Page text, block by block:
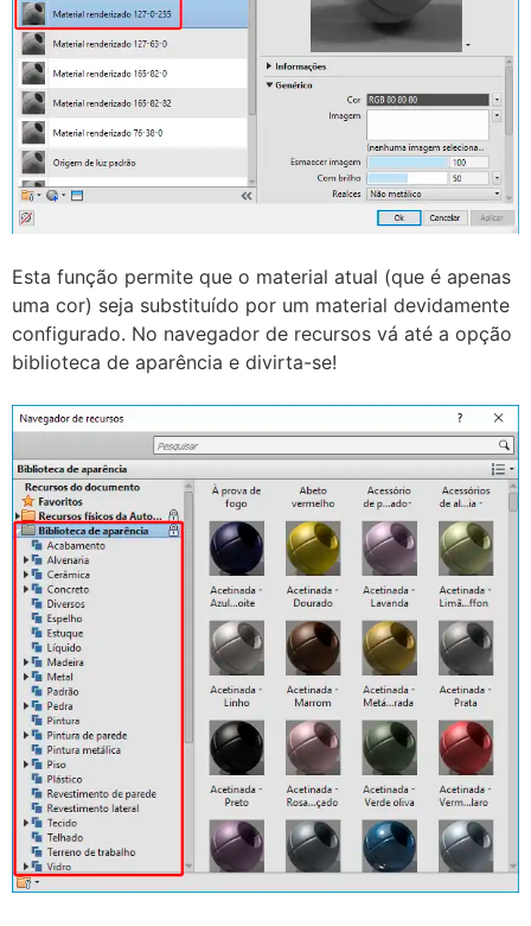
Esta função permite que o material atual (que é apenas
uma cor) seja substituído por um material devidamente
configurado. No navegador de recursos vá até a opção
biblioteca de aparência e divirta-se!